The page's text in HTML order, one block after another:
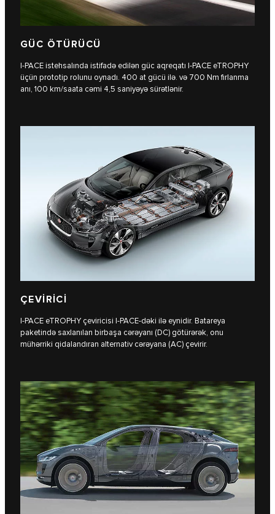
GÜC ÖTÜRÜCÜ
I‑PACE istehsalında istifadə edilən güc aqreqatı I‑PACE eTROPHY
üçün prototip rolunu oynadı. 400 at gücü ilə. və 700 Nm fırlanma
anı, 100 km/saata cəmi 4,5 saniyəyə sürətlənir.
ÇEVİRİCİ
I‑PACE eTROPHY çeviricisi I‑PACE-dəki ilə eynidir. Batareya
paketində saxlanılan birbaşa cərəyanı (DC) götürərək, onu
mühərriki qidalandıran alternativ cərəyana (AC) çevirir.